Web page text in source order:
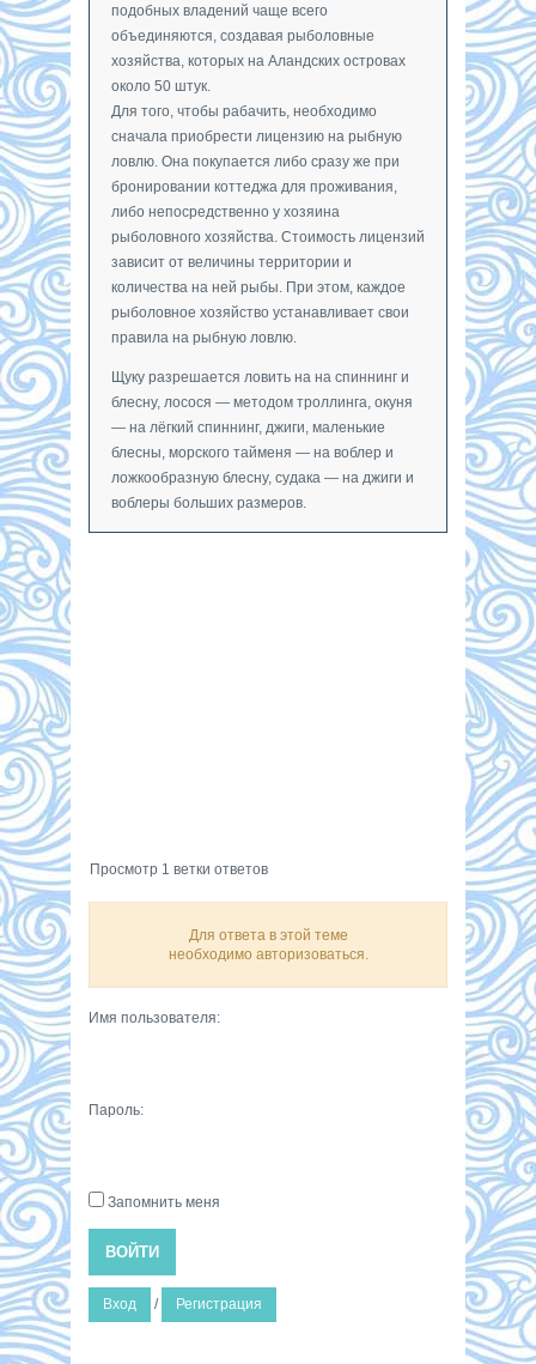
подобных владений чаще всего
объединяются, создавая рыболовные
хозяйства, которых на Аландских островах
около 50 штук.
Для того, чтобы рабачить, необходимо
сначала приобрести лицензию на рыбную
ловлю. Она покупается либо сразу же при
бронировании коттеджа для проживания,
либо непосредственно у хозяина
рыболовного хозяйства. Стоимость лицензий
зависит от величины территории и
количества на ней рыбы. При этом, каждое
рыболовное хозяйство устанавливает свои
правила на рыбную ловлю.
Щуку разрешается ловить на на спиннинг и
блесну, лосося — методом троллинга, окуня
— на лёгкий спиннинг, джиги, маленькие
блесны, морского тайменя — на воблер и
ложкообразную блесну, судака — на джиги и
воблеры больших размеров.
Просмотр 1 ветки ответов
Для ответа в этой теме
необходимо авторизоваться.
Имя пользователя:
Пароль:
Запомнить меня
ВОЙТИ
Вход / Регистрация